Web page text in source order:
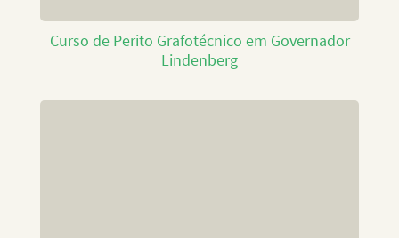
Curso de Perito Grafotécnico em Governador
Lindenberg